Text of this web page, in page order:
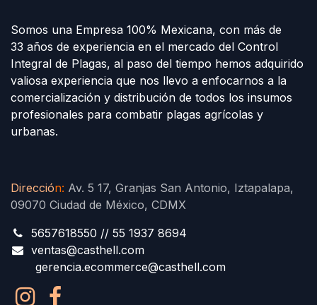
Somos una Empresa 100% Mexicana, con más de
33 años de experiencia en el mercado del Control
Integral de Plagas, al paso del tiempo hemos adquirido
valiosa experiencia que nos llevo a enfocarnos a la
comercialización y distribución de todos los insumos
profesionales para combatir plagas agrícolas y
urbanas.
Dirección: Av. 5 17, Granjas San Antonio, Iztapalapa,
09070 Ciudad de México, CDMX
5657618550 // 55 1937 8694
ventas@casthell.com
gerencia.ecommerce@casthell.com